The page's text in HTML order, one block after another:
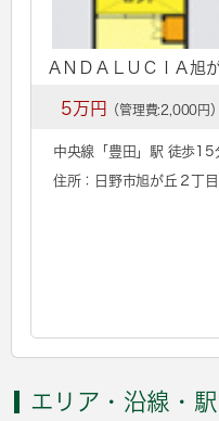
ＡＮＤＡＬＵＣＩＡ旭
5万円 （管理費:2,000円）
中央線「 豊田 」駅 徒歩15
住所：日野市旭が丘２丁目
エリア・沿線・